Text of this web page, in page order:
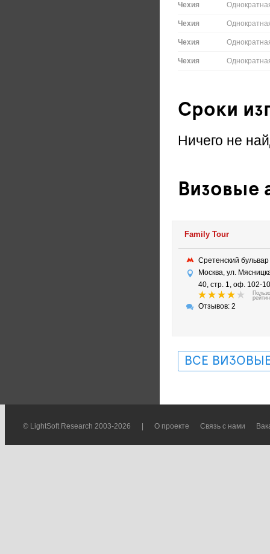
Чехия
Чехия
Чехия
Чехия
Сроки
Ничего не
Визовые
Family Tour
Сретенский
Москва, ул.
40, стр. 1, оф. 102-
Отзывов: 2
ВСЕ
© LightSoft Research 2003-2026 О проекте Связь с нами